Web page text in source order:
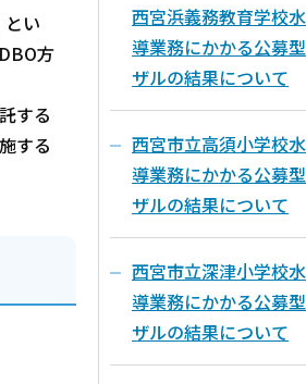
い
方
する
する
西宮浜義務教育学校
導業務にかかる公募
ザルの結果について
西宮市立高須小学校
導業務にかかる公募
ザルの結果について
西宮市立深津小学校
導業務にかかる公募
ザルの結果について